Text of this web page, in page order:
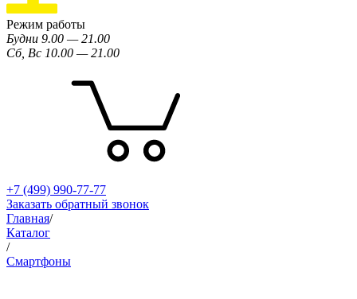
Режим работы
Будни 9.00 — 21.00
Сб, Вс 10.00 — 21.00
+7 (499) 990-77-77
Заказать обратный звонок
Главная/
Каталог
/
Смартфоны